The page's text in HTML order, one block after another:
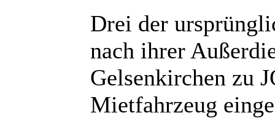
Drei der
nach ihrer
Gelsenkirchen zu
Mietfahrzeug